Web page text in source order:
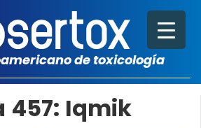
de toxicología
457: Iqmik